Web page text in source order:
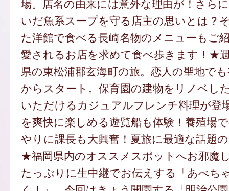
場。店名の由来には意外な理由が！さら
いだ魚系スープを守る店主の思いとは？
た洋館で食べる長崎名物のメニューもご
愛されるお店を求めて食べ歩きます！★
県の東松浦郡玄海町の旅。恋人の聖地で
からスタート。保育園の建物をリノベし
いただけるカジュアルフレンチ料理が登
を爽快に楽しめる遊覧船も体験！養殖場
やりに課長も大興奮！夏旅に最適な話題
★福岡県内のオススメスポットへお邪魔
たっぷりに生中継でお伝えする「あべち